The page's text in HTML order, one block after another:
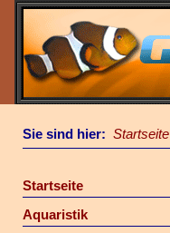
Sie sind hier: Startseite
Startseite
Aquaristik